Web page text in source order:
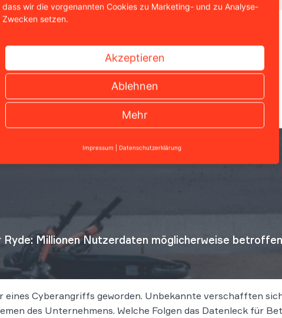
Millionen Nutzerdaten möglicherweise betroffen
Cyberangriffs geworden. Unbekannte verschafften
des Unternehmens. Welche Folgen das Datenleck für
dass wir die vorgenannten Cookies zu Marketing- und zu Analyse-
Zwecken setzen.
Akzeptieren
Ablehnen
Mehr
Impressum Datenschutzerklärung